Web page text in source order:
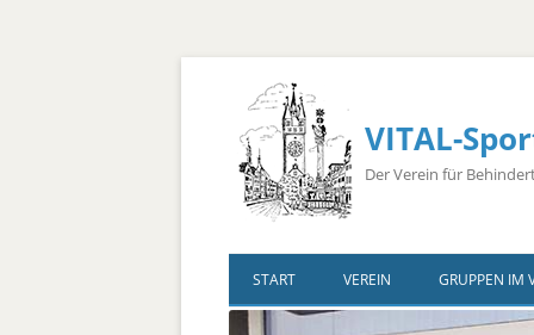
VITAL-
Der Verein für
START VEREIN
Vorstandschaft
GRUPPEN IM